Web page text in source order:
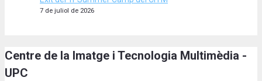
7 de juliol de 2026
Centre de la Imatge i Tecnologia Multimèdia -
UPC